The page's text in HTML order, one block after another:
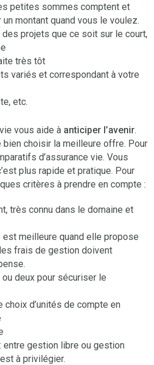
petites sommes comptent et
montant quand vous le voulez.
projets que ce soit sur le court,
très tôt
variés et correspondant à votre
etc.
vous aide à anticiper l’avenir.
bien choisir la meilleure offre. Pour
d’assurance vie. Vous
plus rapide et pratique. Pour
critères à prendre en compte :
très connu dans le domaine et
meilleure quand elle propose
frais de gestion doivent
deux pour sécuriser le
choix d’unités de compte en
entre gestion libre ou gestion
à privilégier.